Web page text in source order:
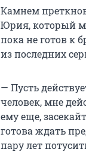
Камнем
Юрия, который
пока не готов к
из последних
— Пусть
человек, мне
ему еще,
готова ждать
пару лет